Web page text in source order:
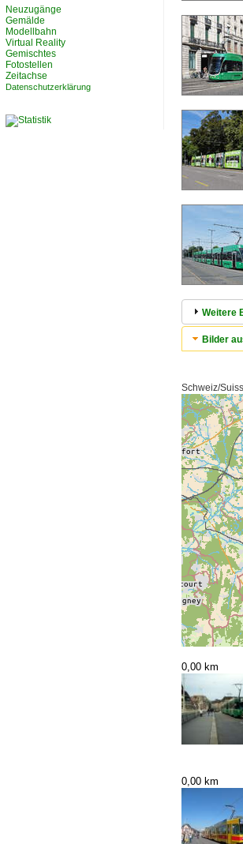
Weitere
Bilder
Schweiz/
0,00 km
0,00 km
Neuzugänge
Gemälde
Modellbahn
Virtual Reality
Gemischtes
Fotostellen
Zeitachse
Datenschutzerklärung